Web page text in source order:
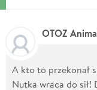
OTOZ
A kto to przekonał
Nutka wraca do sił!